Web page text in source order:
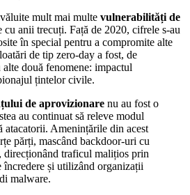
mult mai multe vulnerabilități de
cu anii trecuți. Față de 2020, cifrele s-au
în special pentru a compromite alte
de tip zero-day a fost, de
alte două fenomene: impactul
țintelor civile.
de aprovizionare nu au fost o
au continuat să releve modul
atacatorii. Amenințările din acest
părți, mascând backdoor-uri cu
traficul malițios prin
și utilizând organizații
malware.